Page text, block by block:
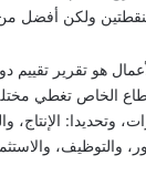
ولكن أفضل من
هو تقرير تقييم
القطاع الخاص تغطي
وتحديدا:
والتوظيف،